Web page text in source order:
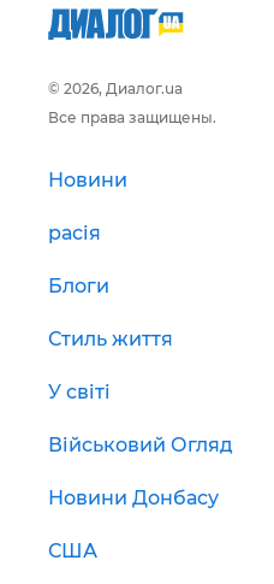
© 2026, Диалог.ua
Все права защищены.
Новини
расія
Блоги
Стиль життя
У світі
Військовий Огляд
Новини Донбасу
США